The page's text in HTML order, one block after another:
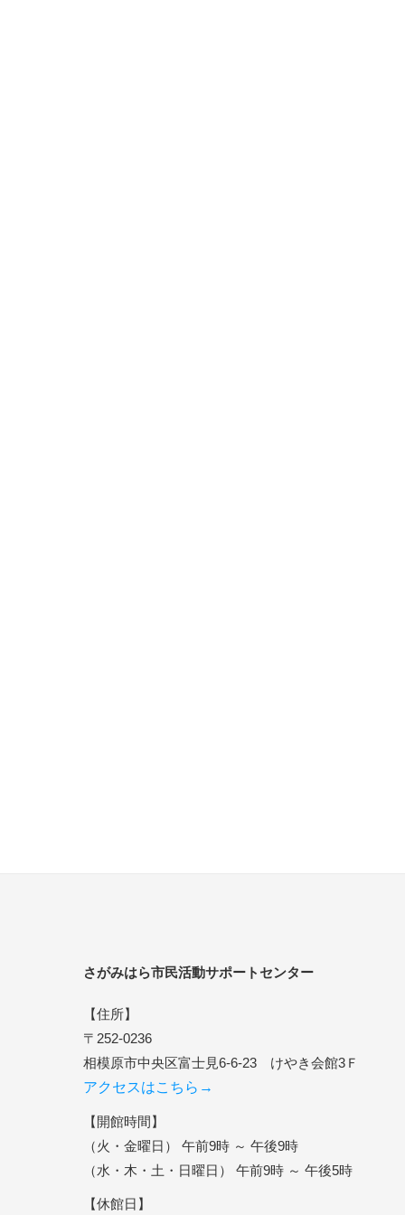
さがみはら市民活動サポートセンター
【住所】
〒252-0236
相模原市中央区富士見6-6-23 けやき会館3Ｆ